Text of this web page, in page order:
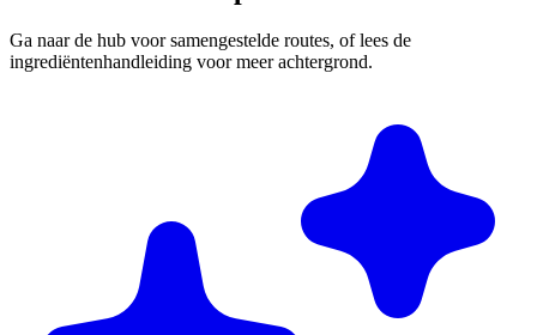
Ga naar de hub voor samengestelde routes, of lees de
ingrediëntenhandleiding voor meer achtergrond.